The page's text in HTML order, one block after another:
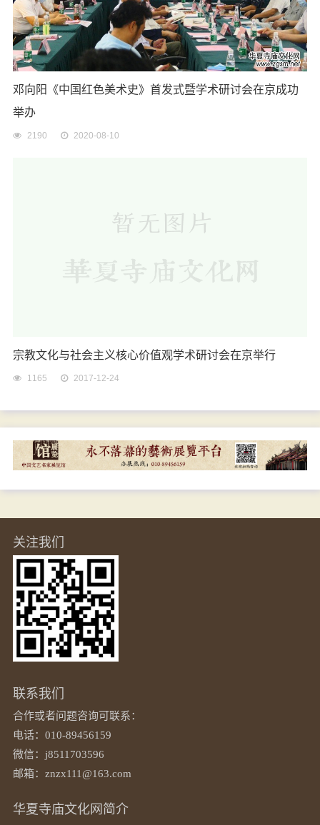
邓向阳《中国红色美术史》首发式暨学术研讨会在京成功
举办
2190 2020-08-10
宗教文化与社会主义核心价值观学术研讨会在京举行
1165 2017-12-24
关注我们
联系我们
合作或者问题咨询可联系：
电话：010-89456159
微信：j8511703596
邮箱：znzx111@163.com
华夏寺庙文化网简介